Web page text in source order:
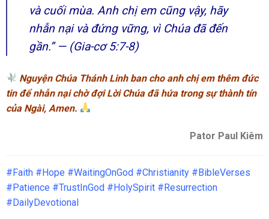
và cuối mùa. Anh chị em cũng vậy, hãy
nhẫn nại và đứng vững, vì Chúa đã đến
gần.”— (Gia-cơ 5:7-8)
Nguyện Chúa Thánh Linh ban cho anh chị em thêm đức
tin để nhẫn nại chờ đợi Lời Chúa đã hứa trong sự thành tín
của Ngài, Amen.
Pator Paul Kiêm
#Faith #Hope #WaitingOnGod #Christianity #BibleVerses
#Patience #TrustInGod #HolySpirit #Resurrection
#DailyDevotional